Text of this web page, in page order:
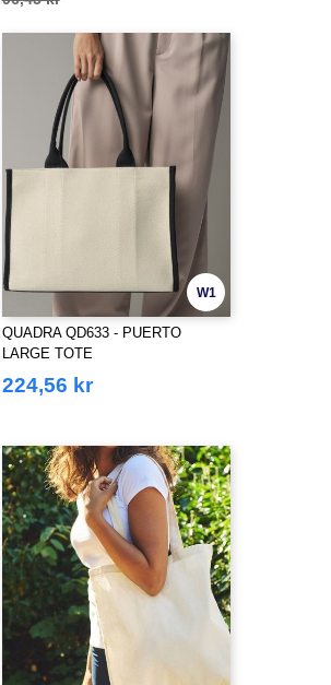
W1
QUADRA QD633 - PUERTO
LARGE TOTE
224,56 kr